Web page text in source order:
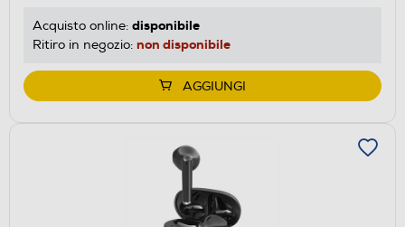
Acquisto online: disponibile
Ritiro in negozio: non disponibile
AGGIUNGI